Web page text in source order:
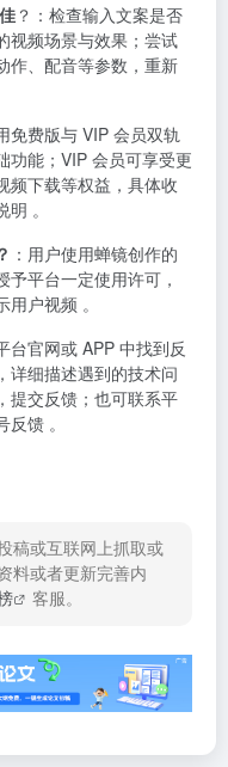
？ ：检查输入文案是否
视频场景与效果；尝试
作、配音等参数，重新
免费版与 VIP 会员双轨
功能；VIP 会员可享受更
频下载等权益，具体收
。
：用户使用蝉镜创作的
平台一定使用许可，
户视频 。
台官网或 APP 中找到反
详细描述遇到的技术问
提交反馈；也可联系平
馈 。
稿或互联网上抓取或
料或者更新完善内
客服。